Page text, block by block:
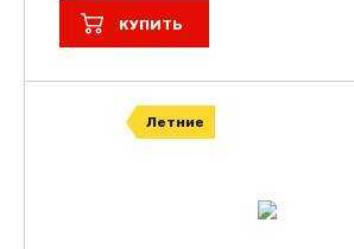
КУПИТЬ
Летние